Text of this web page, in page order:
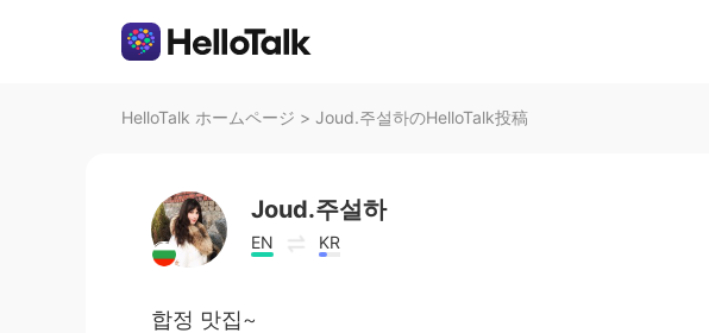
HelloTalk ホームページ > Joud.주설하のHelloTalk投稿
Joud.주설하
EN KR
합정 맛집~